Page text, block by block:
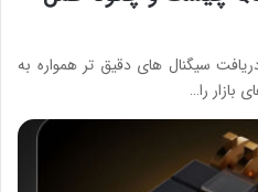
سیگنال های دقیق تر همواره به
بازار را…